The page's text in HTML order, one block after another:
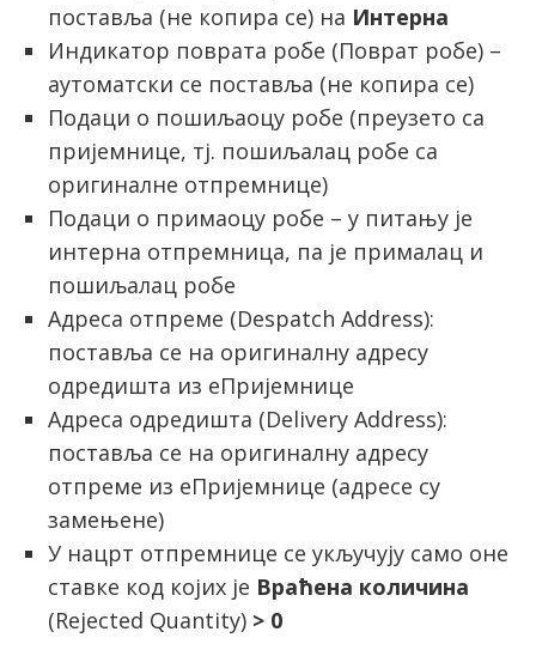
поставља (не копира се) на Интерна
Индикатор поврата робе (Поврат робе) –
аутоматски се поставља (не копира се)
Подаци о пошиљаоцу робе (преузето са
пријемнице, тј. пошиљалац робе са
оригиналне отпремнице)
Подаци о примаоцу робе – у питању је
интерна отпремница, па је прималац и
пошиљалац робе
Адреса отпреме (Despatch Address):
поставља се на оригиналну адресу
одредишта из еПријемнице
Адреса одредишта (Delivery Address):
поставља се на оригиналну адресу
отпреме из еПријемнице (адресе су
замењене)
У нацрт отпремнице се укључују само оне
ставке код којих је Враћена количина
(Rejected Quantity) > 0